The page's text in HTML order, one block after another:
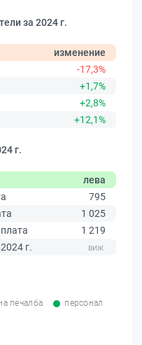
за 2024 г.
изменение
-17,3%
+1,7%
+2,8%
+12,1%
г.
лева
795
1 025
1 219
г.
печалба персонал